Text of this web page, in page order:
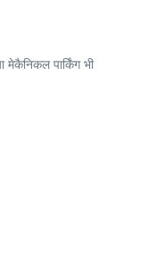
मेकैनिकल पार्किंग भी